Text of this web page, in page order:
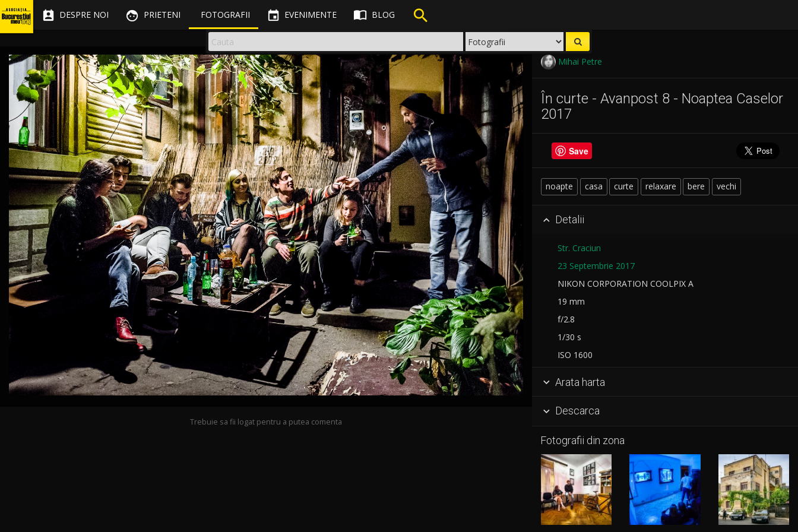
 DESPRE NOI  PRIETENI FOTOGRAFII  EVENIMENTE  BLOG 
Mihai Petre
În curte - Avanpost 8 - Noaptea Caselor
2017
Save
noapte casa curte relaxare bere vechi
 Detalii
Str. Craciun
23 Septembrie 2017
NIKON CORPORATION COOLPIX A
19 mm
f/2.8
1/30 s
ISO 1600
 Arata harta
 Descarca
Fotografii din zona
Trebuie sa fii logat pentru a putea comenta